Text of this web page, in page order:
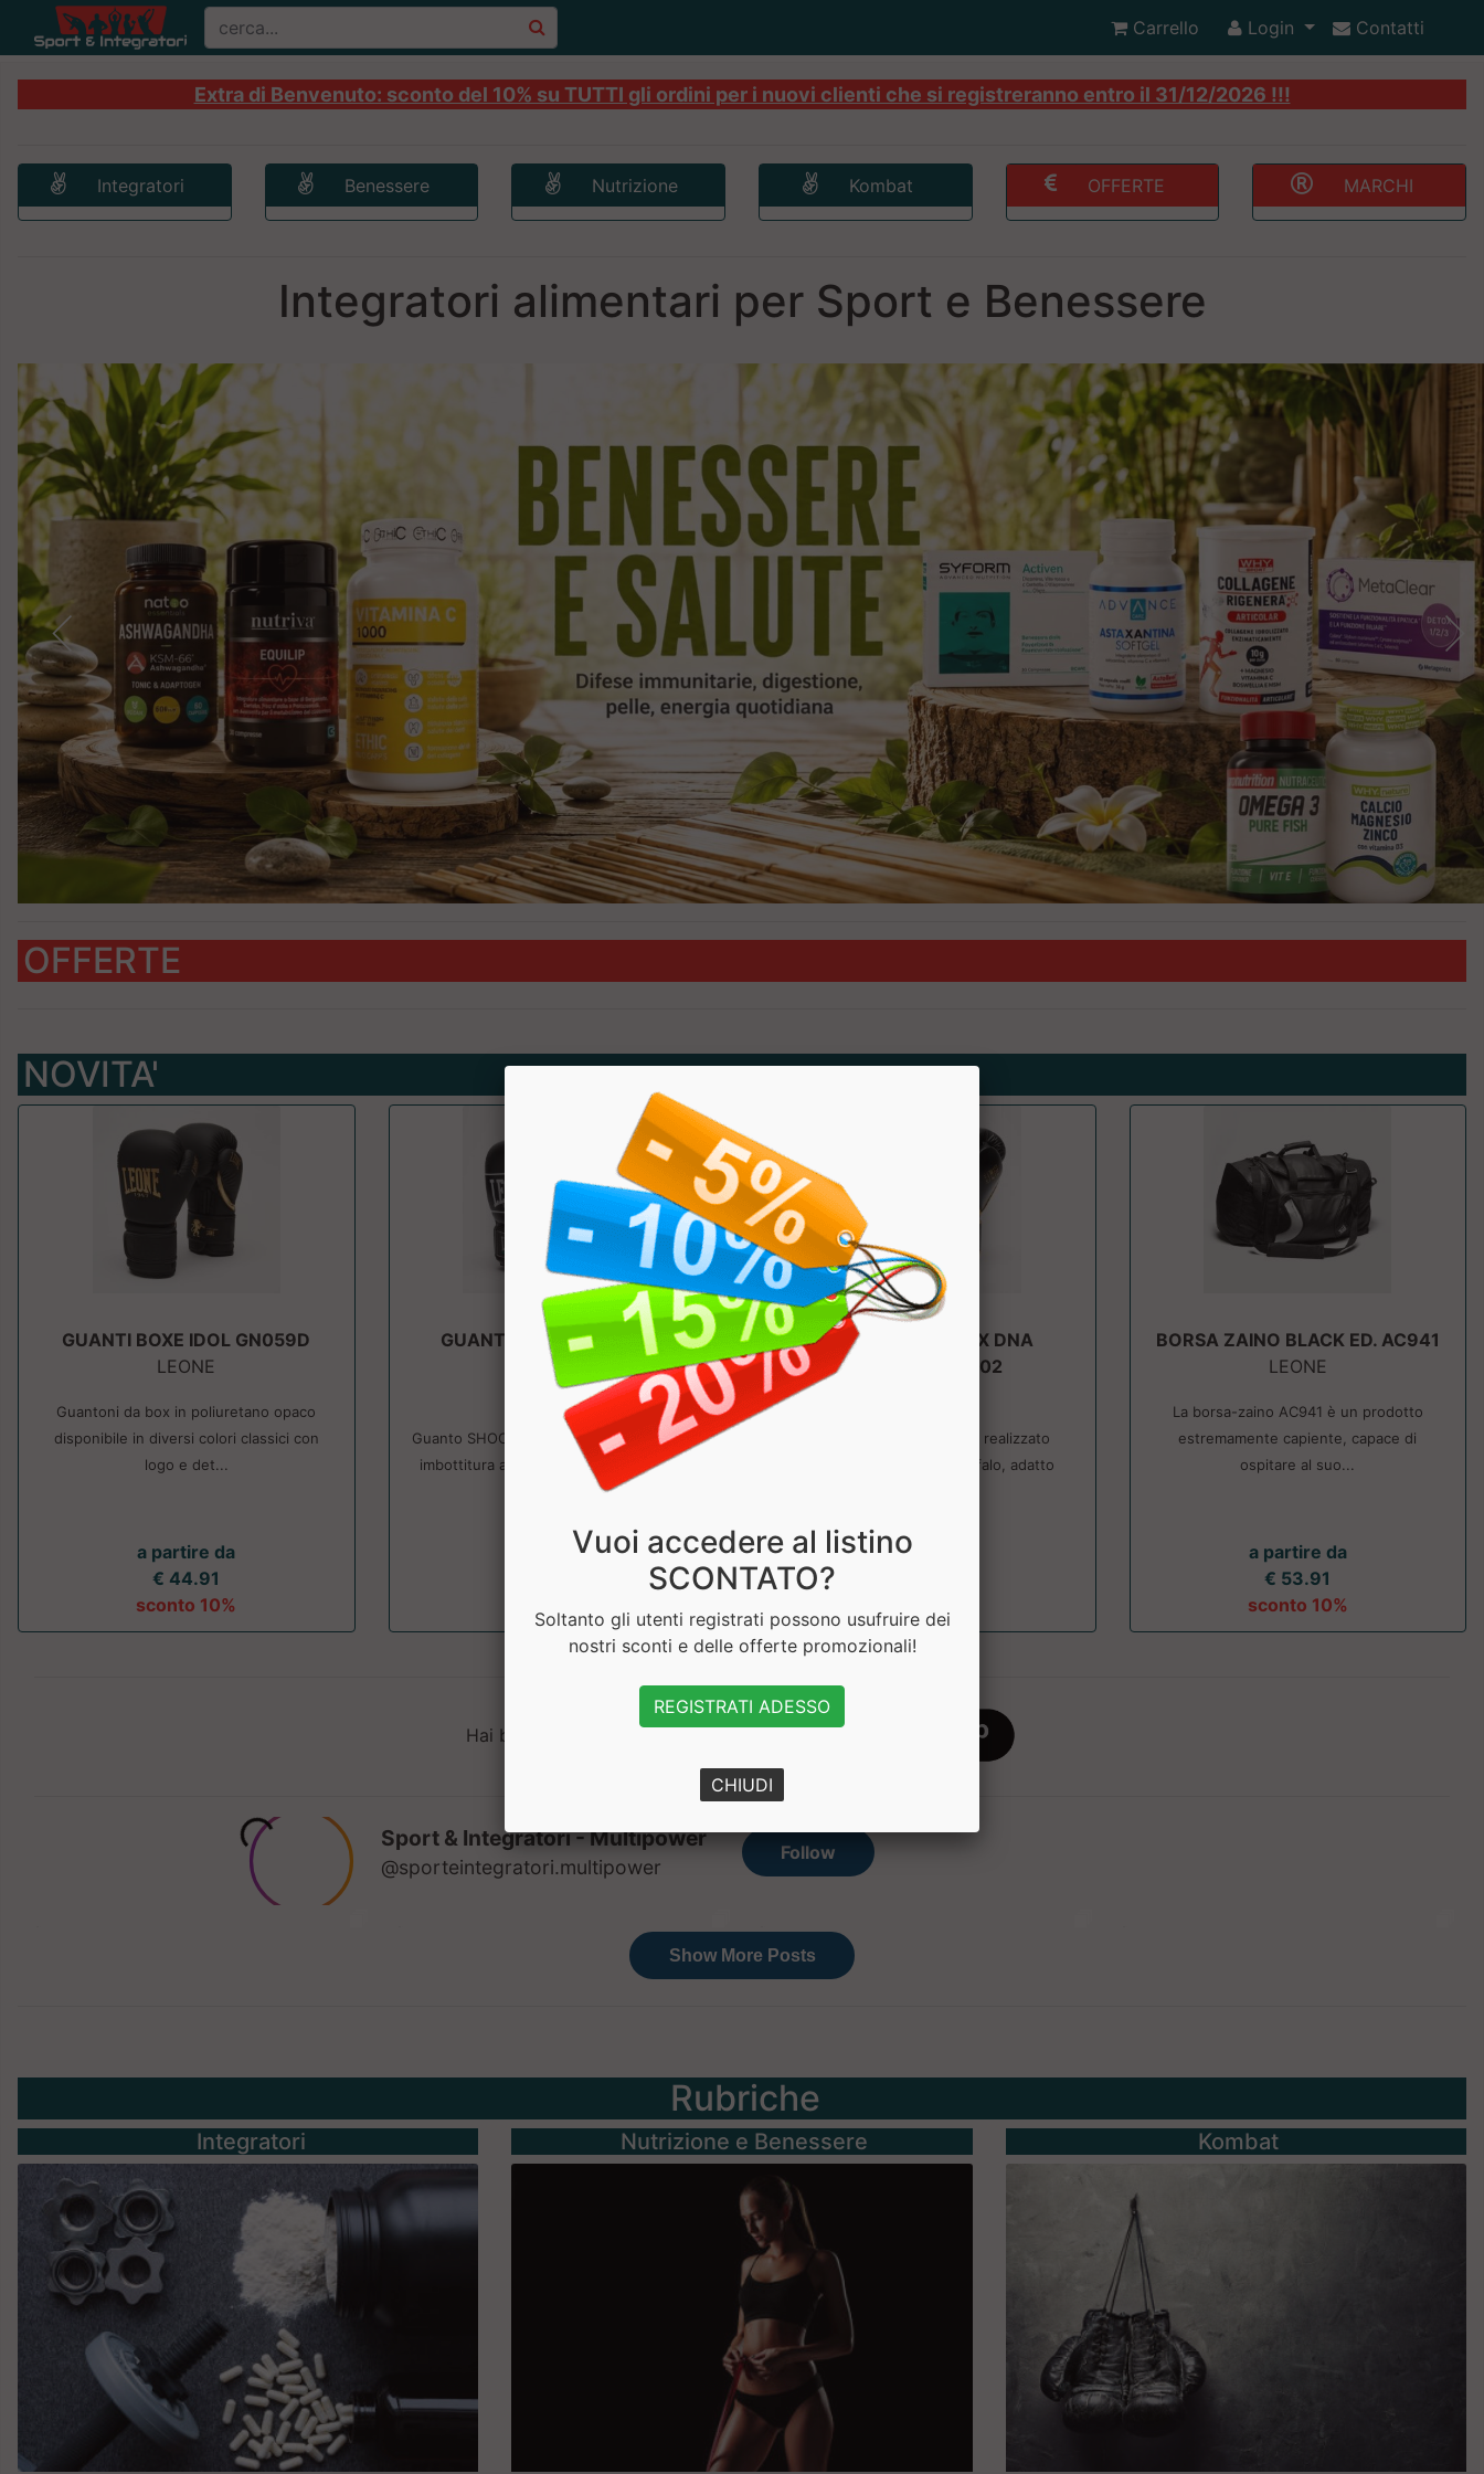
Carrello Login Contatti
Extra di Benvenuto: sconto del 10% su TUTTI gli ordini per i nuovi clienti che si registreranno entro il 31/12/2026 !!!
Integratori Benessere Nutrizione Kombat OFFERTE MARCHI
Integratori alimentari per Sport e Benessere
OFFERTE
NOVITA'
GUANTI BOXE IDOL GN059D
LEONE
Guantoni da box in poliuretano opaco
disponibile in diversi colori classici con
logo e det...
a partire da
€ 44.91
sconto 10%
GUANTI BOXE SHOCK PRO
GN057
LEONE
Guanto SHOCK PRO con design moderno,
imbottitura ad alto assorbimento e pelle
premium. Sce...
a partire da
GUANTONI DA BOX DNA
PREMIUM GN002
Guantone DNA PREMIUM realizzato
interamente in pelle di bufalo, adatto
a partire da
BORSA ZAINO BLACK ED. AC941
LEONE
La borsa-zaino AC941 è un prodotto
estremamente capiente, capace di
ospitare al suo...
a partire da
€ 53.91
sconto 10%
Hai bisogno di aiuto? Chatta con noi
Rubriche
Integratori Nutrizione e Benessere Kombat
Vuoi accedere al listino
SCONTATO?
Soltanto gli utenti registrati possono usufruire dei
nostri sconti e delle offerte promozionali!
REGISTRATI ADESSO
CHIUDI